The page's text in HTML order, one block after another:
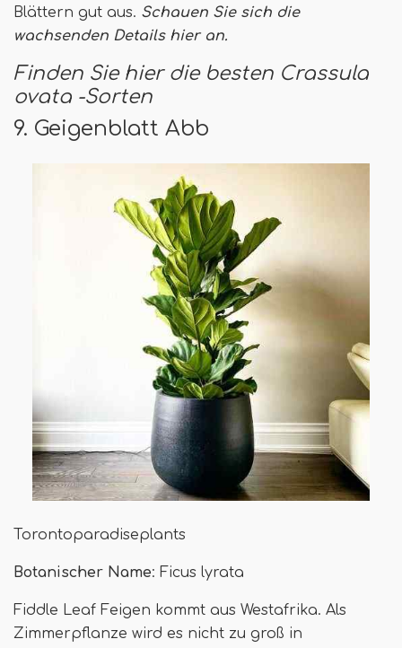
Blättern gut aus. Schauen Sie sich die
wachsenden Details hier an.
Finden Sie hier die besten Crassula
ovata -Sorten
9. Geigenblatt Abb
Torontoparadiseplants
Botanischer Name: Ficus lyrata
Fiddle Leaf Feigen kommt aus Westafrika. Als
Zimmerpflanze wird es nicht zu groß in